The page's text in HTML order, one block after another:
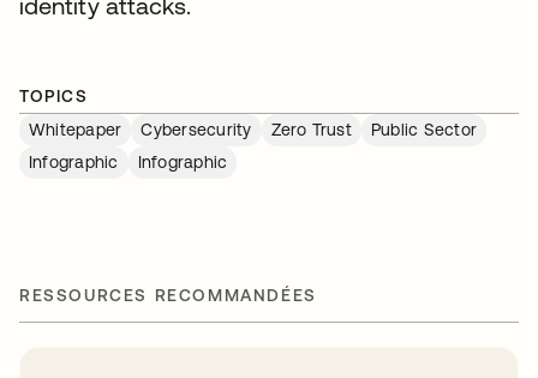
TOPICS
Whitepaper
Cybersecurity Zero Trust
Public Sector
Infographic
Infographic
RESSOURCES RECOMMANDÉES